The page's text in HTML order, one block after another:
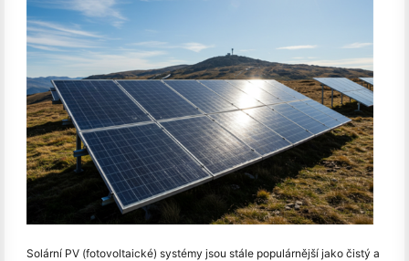
Solární PV (fotovoltaické) systémy jsou stále populárnější jako čistý a